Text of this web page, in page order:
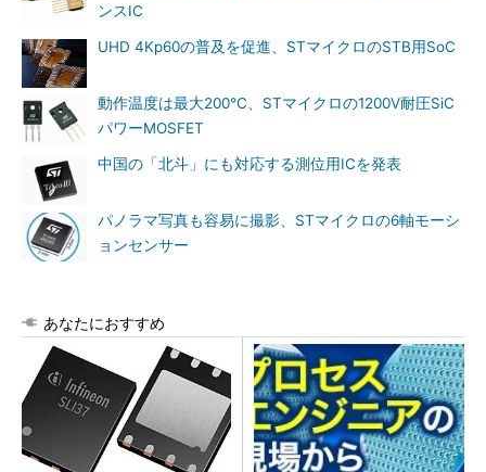
ンスIC
UHD 4Kp60の普及を促進、STマイクロのSTB用SoC
動作温度は最大200℃、STマイクロの1200V耐圧SiC
パワーMOSFET
中国の「北斗」にも対応する測位用ICを発表
パノラマ写真も容易に撮影、STマイクロの6軸モーシ
ョンセンサー
あなたにおすすめ